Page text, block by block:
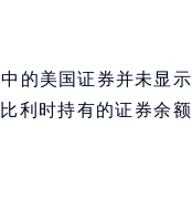
的美国证券并未显示
利时持有的证券余额